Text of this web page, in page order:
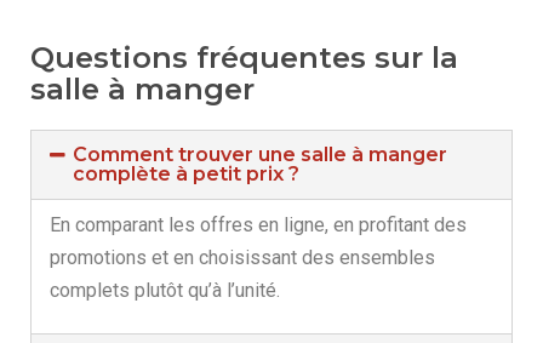
Questions fréquentes sur la
salle à manger
Comment trouver une salle à manger
complète à petit prix ?
En comparant les offres en ligne, en profitant des
promotions et en choisissant des ensembles
complets plutôt qu’à l’unité.